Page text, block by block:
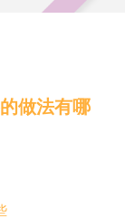
做法有哪